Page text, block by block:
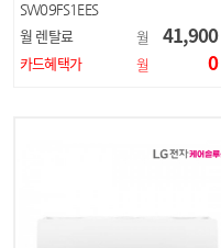
SW09FS1EES
월 렌탈료 월 41,900
카드혜택가
월 0